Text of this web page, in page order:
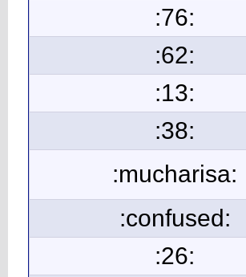
:76:
:62:
:13:
:38:
:mucharisa:
:confused:
:26: